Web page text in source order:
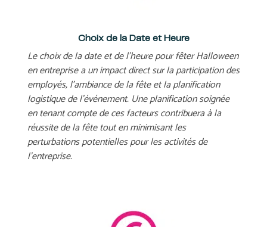
Choix de la Date et Heure
Le choix de la date et de l’heure pour fêter Halloween
en entreprise a un impact direct sur la participation des
employés, l’ambiance de la fête et la planification
logistique de l’événement. Une planification soignée
en tenant compte de ces facteurs contribuera à la
réussite de la fête tout en minimisant les
perturbations potentielles pour les activités de
l’entreprise.